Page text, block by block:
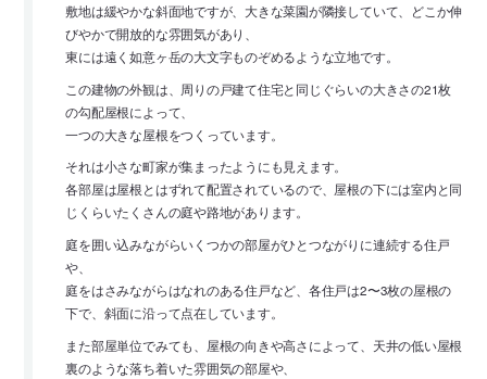
敷地は緩やかな斜面地ですが、大きな菜園が隣接していて、どこか伸
びやかで開放的な雰囲気があり、
東には遠く如意ヶ岳の大文字ものぞめるような立地です。
この建物の外観は、周りの戸建て住宅と同じぐらいの大きさの21枚
の勾配屋根によって、
一つの大きな屋根をつくっています。
それは小さな町家が集まったようにも見えます。
各部屋は屋根とはずれて配置されているので、屋根の下には室内と同
じくらいたくさんの庭や路地があります。
庭を囲い込みながらいくつかの部屋がひとつながりに連続する住戸
や、
庭をはさみながらはなれのある住戸など、各住戸は2〜3枚の屋根の
下で、斜面に沿って点在しています。
また部屋単位でみても、屋根の向きや高さによって、天井の低い屋根
裏のような落ち着いた雰囲気の部屋や、